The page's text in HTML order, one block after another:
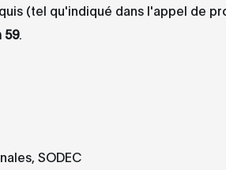
(tel qu'indiqué dans l'appel de
59.
SODEC